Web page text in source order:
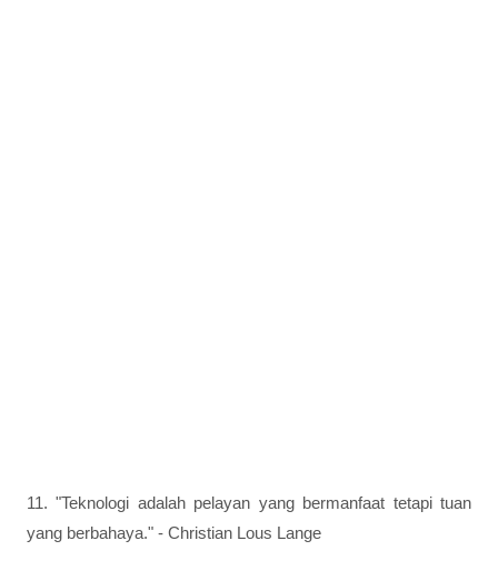
11. "Teknologi adalah pelayan yang bermanfaat tetapi tuan
yang berbahaya." - Christian Lous Lange